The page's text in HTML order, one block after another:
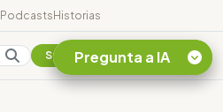
PodcastsHistorias
SuscribirsePregunta a IA